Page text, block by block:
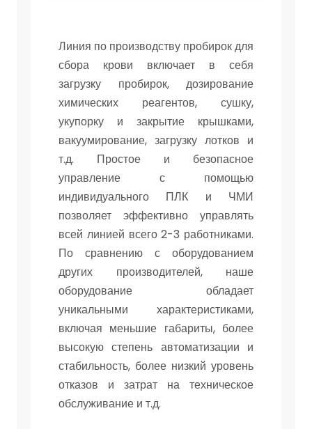
Линия по производству пробирок для
сбора крови включает в себя
загрузку пробирок, дозирование
химических реагентов, сушку,
укупорку и закрытие крышками,
вакуумирование, загрузку лотков и
т.д. Простое и безопасное
управление с помощью
индивидуального ПЛК и ЧМИ
позволяет эффективно управлять
всей линией всего 2-3 работниками.
По сравнению с оборудованием
других производителей, наше
оборудование обладает
уникальными характеристиками,
включая меньшие габариты, более
высокую степень автоматизации и
стабильность, более низкий уровень
отказов и затрат на техническое
обслуживание и т.д.